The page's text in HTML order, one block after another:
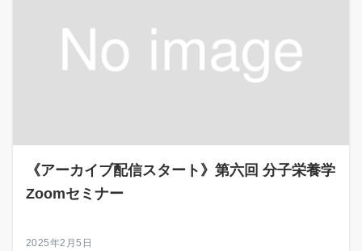
《アーカイブ配信スタート》第六回 分子栄養学
Zoomセミナー
2025年2月5日